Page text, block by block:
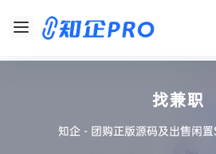
找兼职
知企 - 团购正版源码及出售闲置